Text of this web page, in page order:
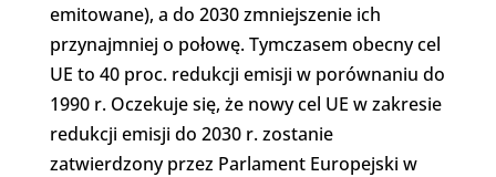
emitowane), a do 2030 zmniejszenie ich
przynajmniej o połowę. Tymczasem obecny cel
UE to 40 proc. redukcji emisji w porównaniu do
1990 r. Oczekuje się, że nowy cel UE w zakresie
redukcji emisji do 2030 r. zostanie
zatwierdzony przez Parlament Europejski w